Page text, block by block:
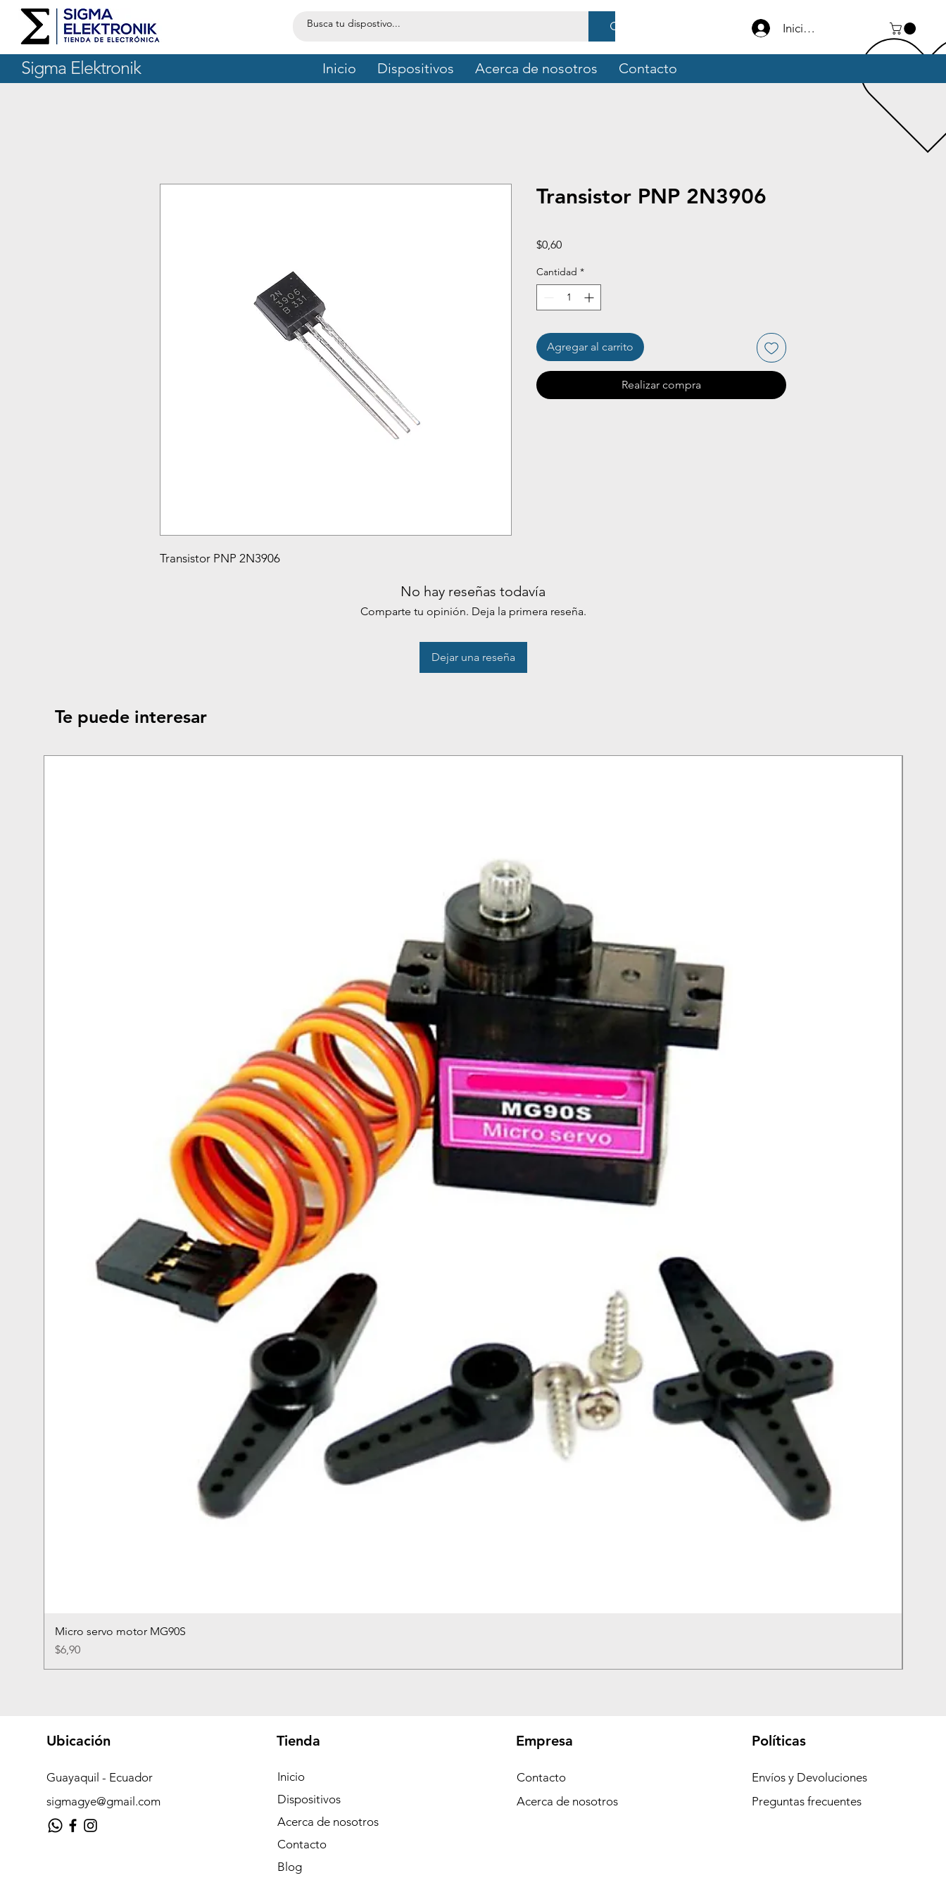
Iniciar sesión
Sigma Elektronik Inicio Dispositivos Acerca de nosotros Contacto
Transistor PNP 2N3906
Transistor PNP 2N3906
$0,60Precio
Cantidad *
Agregar al carrito
Realizar compra
No hay reseñas todavía
Comparte tu opinión. Deja la primera reseña.
Dejar una reseña
Te puede interesar
Micro servo motor MG90S
Precio
$6,90
Ubicación
Guayaquil - Ecuador
sigmagye@gmail.com
Tienda
Inicio
Dispositivos
Acerca de nosotros
Contacto
Blog
Empresa
Contacto
Acerca de nosotros
Políticas
Envíos y Devoluciones
Preguntas frecuentes